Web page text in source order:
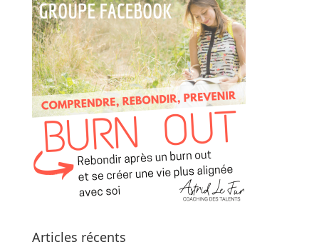
Articles récents